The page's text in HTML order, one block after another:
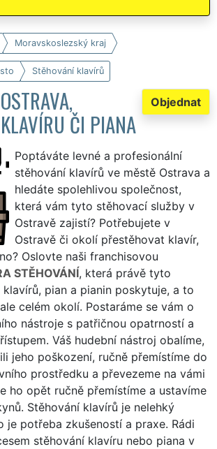
Moravskoslezský kraj
Stěhování klavírů
Objednat
ČI PIANA
Poptáváte levné a profesionální
stěhování klavírů ve městě Ostrava a
hledáte spolehlivou společnost,
která vám tyto stěhovací služby v
Ostravě zajistí? Potřebujete v
Ostravě či okolí přestěhovat klavír,
Oslovte naši franchisovou
STĚHOVÁNÍ, která právě tyto
pian a pianin poskytuje, a to
celém okolí. Postaráme se vám o
nástroje s patřičnou opatrností a
Váš hudební nástroj obalíme,
jeho poškození, ručně přemístíme do
prostředku a převezeme na vámi
ho opět ručně přemístíme a ustavíme
Stěhování klavírů je nelehký
je potřeba zkušeností a praxe. Rádi
stěhování klavíru nebo piana v